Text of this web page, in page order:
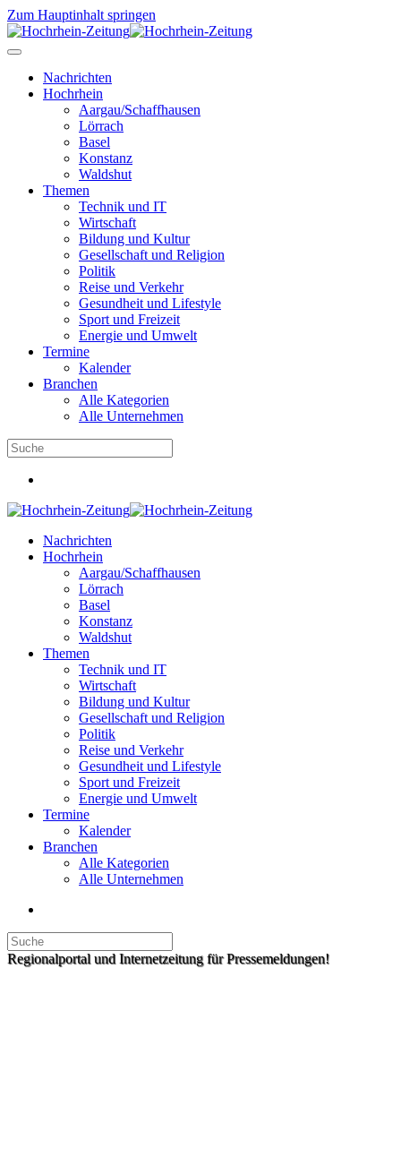
Zum Hauptinhalt springen
Nachrichten
Hochrhein
Aargau/Schaffhausen
Lörrach
Basel
Konstanz
Waldshut
Themen
Technik und IT
Wirtschaft
Bildung und Kultur
Gesellschaft und Religion
Politik
Reise und Verkehr
Gesundheit und Lifestyle
Sport und Freizeit
Energie und Umwelt
Termine
Kalender
Branchen
Alle Kategorien
Alle Unternehmen
Nachrichten
Hochrhein
Aargau/Schaffhausen
Lörrach
Basel
Konstanz
Waldshut
Themen
Technik und IT
Wirtschaft
Bildung und Kultur
Gesellschaft und Religion
Politik
Reise und Verkehr
Gesundheit und Lifestyle
Sport und Freizeit
Energie und Umwelt
Termine
Kalender
Branchen
Alle Kategorien
Alle Unternehmen
Regionalportal und Internetzeitung für Pressemeldungen!